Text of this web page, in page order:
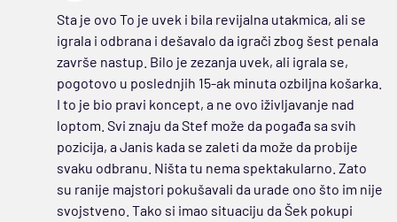
Sta je ovo To je uvek i bila revijalna utakmica, ali se
igrala i odbrana i dešavalo da igrači zbog šest penala
završe nastup. Bilo je zezanja uvek, ali igrala se,
pogotovo u poslednjih 15-ak minuta ozbiljna košarka.
I to je bio pravi koncept, a ne ovo iživljavanje nad
loptom. Svi znaju da Stef može da pogađa sa svih
pozicija, a Janis kada se zaleti da može da probije
svaku odbranu. Ništa tu nema spektakularno. Zato
su ranije majstori pokušavali da urade ono što im nije
svojstveno. Tako si imao situaciju da Šek pokupi